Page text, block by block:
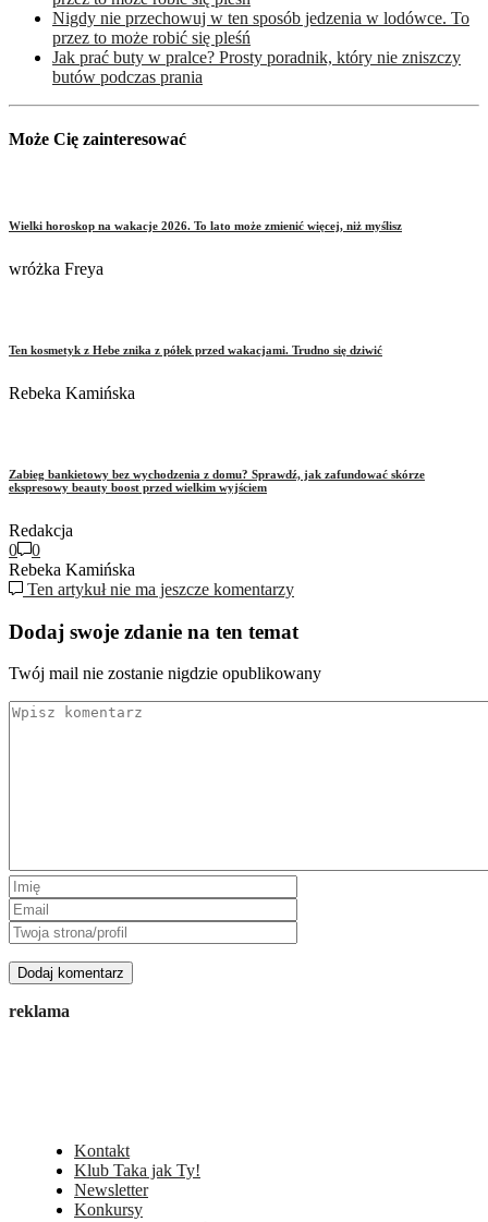
Nigdy nie przechowuj w ten sposób jedzenia w lodówce. To
przez to może robić się pleśń
Jak prać buty w pralce? Prosty poradnik, który nie zniszczy
butów podczas prania
Może Cię zainteresować
Wielki horoskop na wakacje 2026. To lato może zmienić więcej, niż myślisz
wróżka Freya
Ten kosmetyk z Hebe znika z półek przed wakacjami. Trudno się dziwić
Rebeka Kamińska
Zabieg bankietowy bez wychodzenia z domu? Sprawdź, jak zafundować skórze
ekspresowy beauty boost przed wielkim wyjściem
Redakcja
0
0
Rebeka Kamińska
Ten artykuł nie ma jeszcze komentarzy
Dodaj swoje zdanie na ten temat
Twój mail nie zostanie nigdzie opublikowany
reklama
Kontakt
Klub Taka jak Ty!
Newsletter
Konkursy